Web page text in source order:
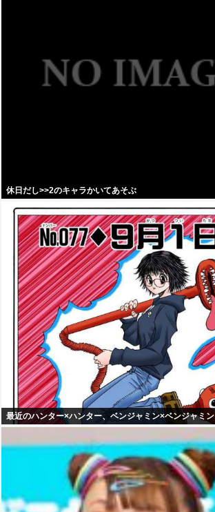
休日だし>>2のキャラかいてあそぶ
最近のハンター×ハンター、ベンジャミン×ベンジャミン